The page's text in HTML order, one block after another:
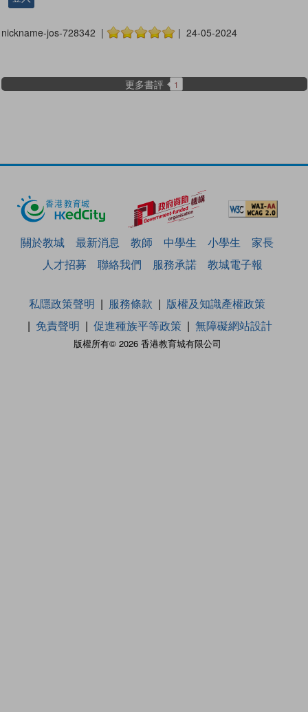
nickname-jos-728342 | | 24-05-2024
更多書評 1
關於教城 最新消息 教師 中學生 小學生
家長
人才招募
聯絡我們 服務承諾 教城電子報
版權所有© 2026 香港教育城有限公司
私隱政策聲明 服務條款
版權及知識產權政策
免責聲明
促進種族平等政策 無障礙網站設計